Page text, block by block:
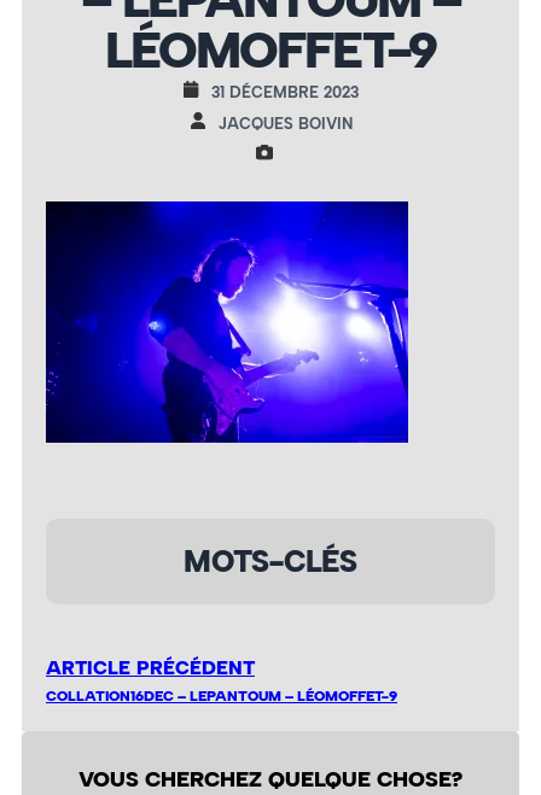
LÉOMOFFET-9
31 DÉCEMBRE 2023
JACQUES BOIVIN
MOTS-CLÉS
ARTICLE PRÉCÉDENT
COLLATION16DEC – LEPANTOUM – LÉOMOFFET-9
VOUS CHERCHEZ QUELQUE CHOSE?